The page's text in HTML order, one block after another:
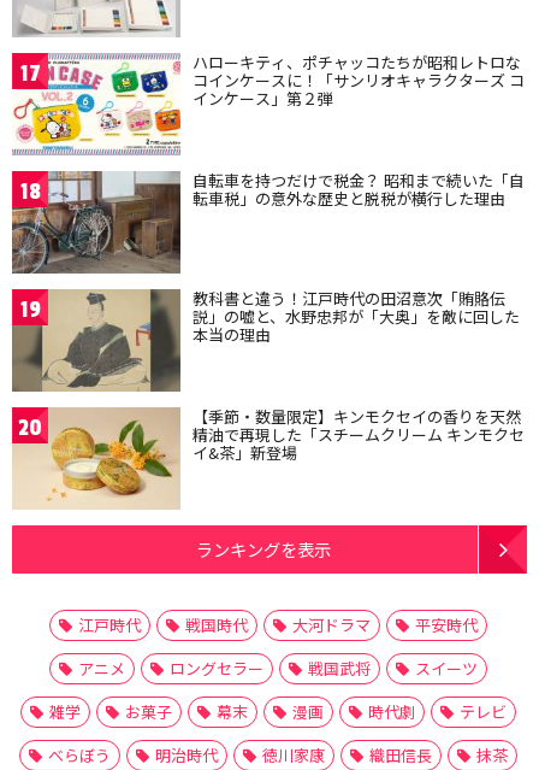
17 ハローキティ、ポチャッコたちが昭和レトロな
コインケースに！「サンリオキャラクターズ コ
インケース」第２弾
18 自転車を持つだけで税金？ 昭和まで続いた「自
転車税」の意外な歴史と脱税が横行した理由
19 教科書と違う！江戸時代の田沼意次「賄賂伝
説」の嘘と、水野忠邦が「大奥」を敵に回した
本当の理由
20 【季節・数量限定】キンモクセイの香りを天然
精油で再現した「スチームクリーム キンモクセ
イ&茶」新登場
ランキングを表示
江戸時代 戦国時代 大河ドラマ
平安時代
アニメ
ロングセラー 戦国武将
スイーツ
雑学
お菓子 幕末 漫画 時代劇
テレビ
べらぼう
明治時代 徳川家康 織田信長
抹茶